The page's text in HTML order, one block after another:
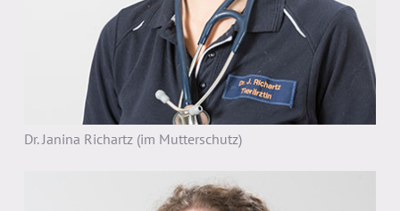
Dr. Janina Richartz (im Mutterschutz)